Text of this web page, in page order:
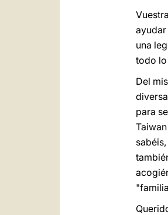
una
todo lo
Del
para